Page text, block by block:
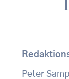
Peter